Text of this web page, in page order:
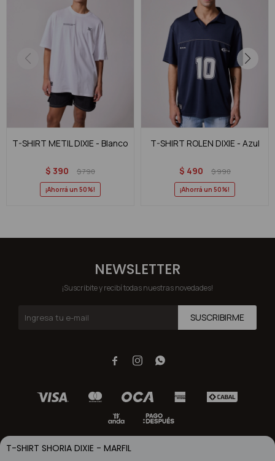
T-SHIRT SHORIA DIXIE - MARFIL
T-SHIRT METIL DIXIE - Blanco
$ 390 $790
50
T-SHIRT ROLEN DIXIE - Azul
$ 490 $990
50
NEWSLETTER
¡Suscribite y recibí todas nuestras novedades!
SUSCRIBIRME
  